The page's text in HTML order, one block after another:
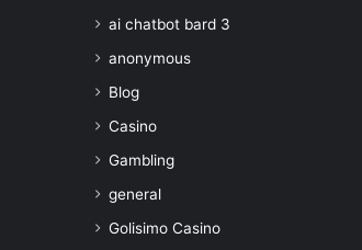
ai chatbot bard 3
anonymous
Blog
Casino
Gambling
general
Golisimo Casino